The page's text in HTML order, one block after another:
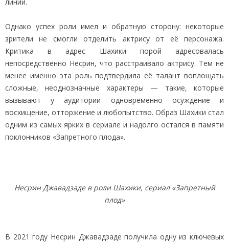
Однако успех роли имел и обратную сторону: некоторые
зрители не смогли отделить актрису от её персонажа.
Критика в адрес Шахики порой адресовалась
непосредственно Несрин, что расстраивало актрису. Тем не
менее именно эта роль подтвердила её талант воплощать
сложные, неоднозначные характеры — такие, которые
вызывают у аудитории одновременно осуждение и
восхищение, отторжение и любопытство. Образ Шахики стал
одним из самых ярких в сериале и надолго остался в памяти
поклонников «Запретного плода».
Несрин Джавадзаде в роли Шахики, сериал «Запретный
плод»
В 2021 году Несрин Джавадзаде получила одну из ключевых